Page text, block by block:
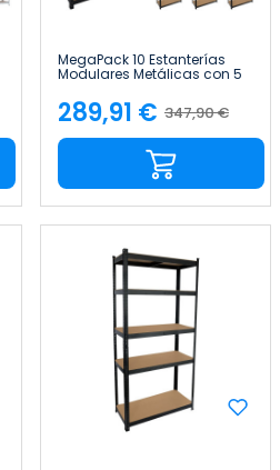
MegaPack 10 Estanterías
Modulares Metálicas con 5
90x40x180cm 7house
Precio
base
347,90 €
Precio
289,91 €